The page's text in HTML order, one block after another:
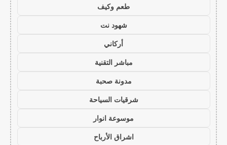
طعم وكيف
شهود نت
أركاني
مباشر التقنية
مدونة صحبة
شرقيات السياحة
موسوعة انوار
اشراق الأرباح